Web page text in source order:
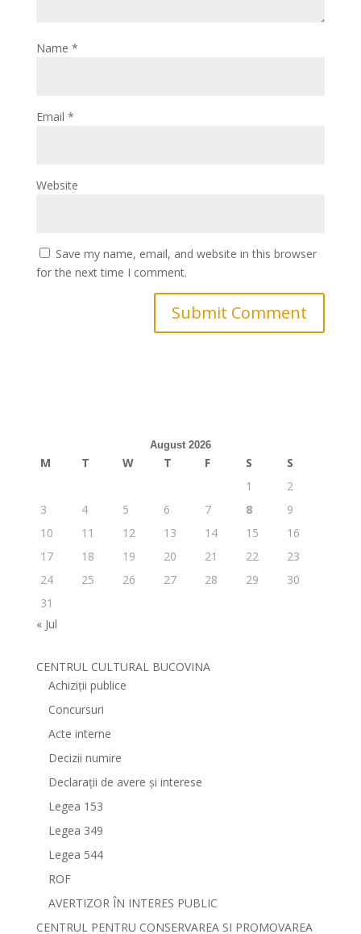
Name *
Email *
Website
Save my name, email, and website in this browser
for the next time I comment.
August 2026
M T W T F S
S
1
2
3
4 5 6 7 8
9
10
11 12 13 14 15
16
17
18 19 20 21 22
23
24
25 26 27 28 29
30
31
« Jul
CENTRUL CULTURAL BUCOVINA
Achiziții publice
Concursuri
Acte interne
Decizii numire
Declarații de avere și interese
Legea 153
Legea 349
Legea 544
ROF
AVERTIZOR ÎN INTERES PUBLIC
CENTRUL PENTRU CONSERVAREA SI PROMOVAREA